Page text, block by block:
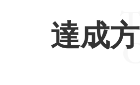
達成